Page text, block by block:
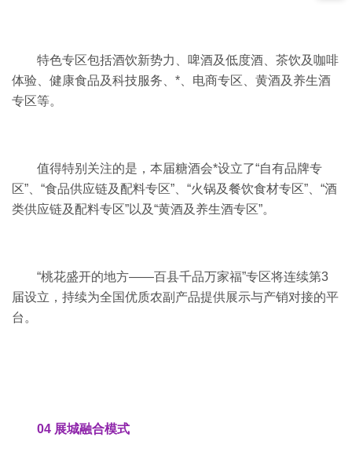
特色专区包括酒饮新势力、啤酒及低度酒、茶饮及咖啡
体验、健康食品及科技服务、*、电商专区、黄酒及养生酒
专区等。
值得特别关注的是，本届糖酒会*设立了“自有品牌专
区”、“食品供应链及配料专区”、“火锅及餐饮食材专区”、“酒
类供应链及配料专区”以及“黄酒及养生酒专区”。
“桃花盛开的地方——百县千品万家福”专区将连续第3
届设立，持续为全国优质农副产品提供展示与产销对接的平
台。
04 展城融合模式